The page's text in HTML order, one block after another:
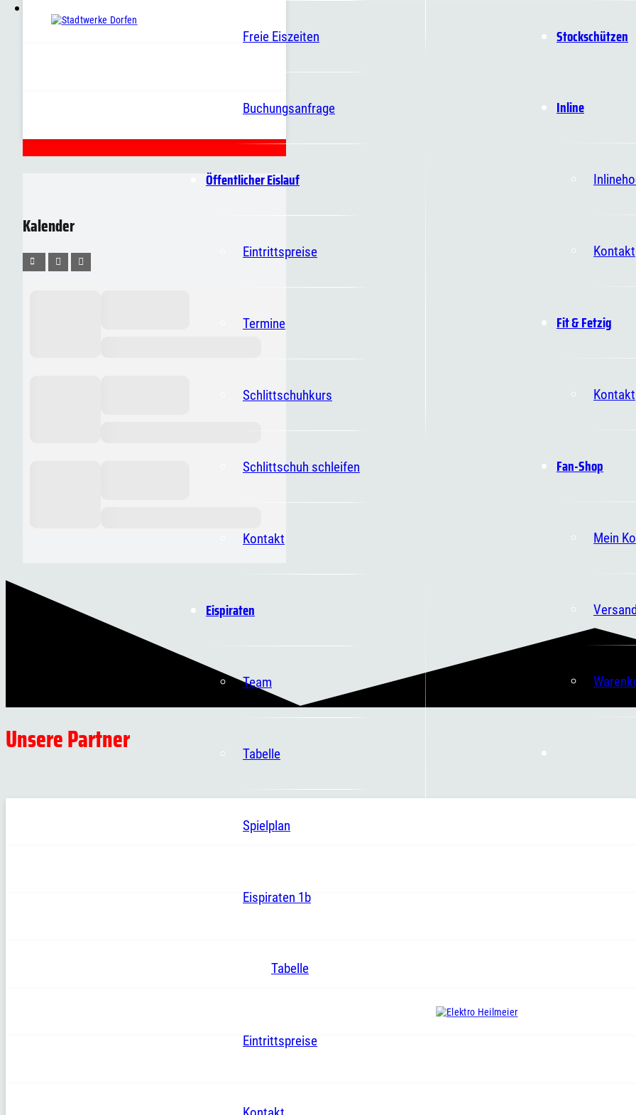
Stockschützen
Inline
Kontakt
Fit & Fetzig
Kontakt
Fan-Shop
Mein
Freie Eiszeiten
Buchungsanfrage
Öffentlicher Eislauf
Eintrittspreise
Termine
Schlittschuhkurs
Schlittschuh schleifen
Kontakt
Eispiraten
Team
Tabelle
Spielplan
Eispiraten 1b
Tabelle
Eintrittspreise
Kalender
Unsere Partner